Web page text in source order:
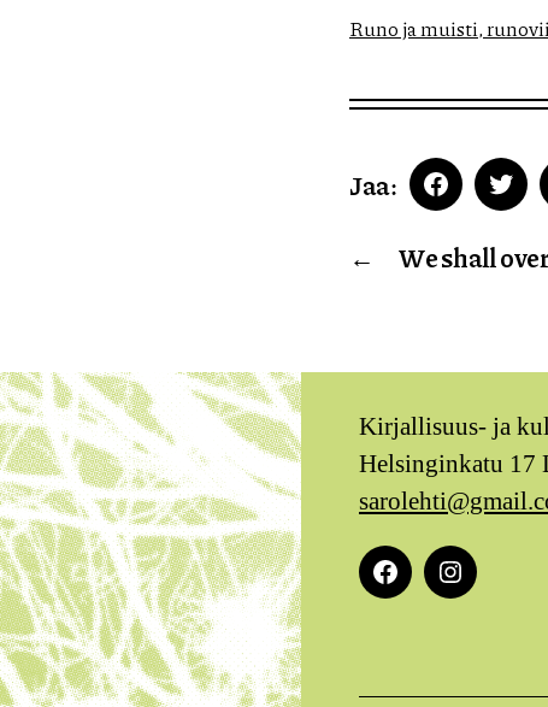
Runo ja muisti,
Jaa: Facebook
←
We shall
Kirjallisuus- ja
Helsinginkatu 17
FacebookInstagram